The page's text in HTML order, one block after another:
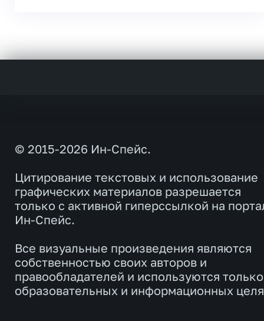
© 2015-2026 Ин-Спейс.
Цитирование текстовых и использование
графических материалов разрешается
только с активной гиперссылкой на
Ин-Спейс.
Все визуальные произведения являются
собственностью своих авторов и
правообладателей и используются
образовательных и информационных